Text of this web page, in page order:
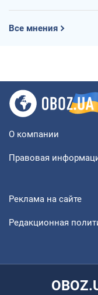
Все мнения
О компании
Правовая
Реклама на сайте
Редакционная